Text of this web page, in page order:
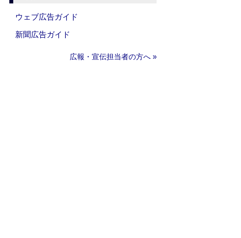
ウェブ広告ガイド
新聞広告ガイド
広報・宣伝担当者の方へ »